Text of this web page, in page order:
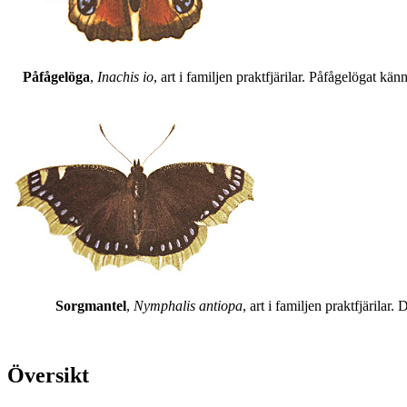
Påfågelöga, Inachis io, art i familjen praktfjärilar. Påfågelögat
Sorgmantel, Nymphalis antiopa, art i familjen praktfjärilar.
Översikt